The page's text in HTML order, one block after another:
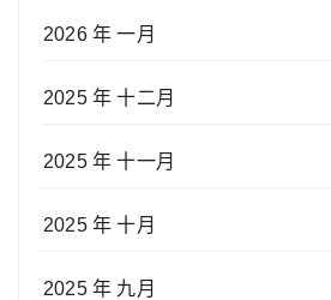
2026 年 一月
2025 年 十二月
2025 年 十一月
2025 年 十月
2025 年 九月